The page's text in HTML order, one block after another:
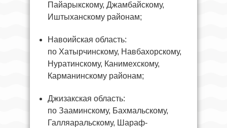
Пайарыкскому, Джамбайскому,
Иштыханскому районам;
Навоийская область:
по Хатырчинскому, Навбахорскому,
Нуратинскому, Канимехскому,
Карманинскому районам;
Джизакская область:
по Зааминскому, Бахмальскому,
Галляаральскому, Шараф-